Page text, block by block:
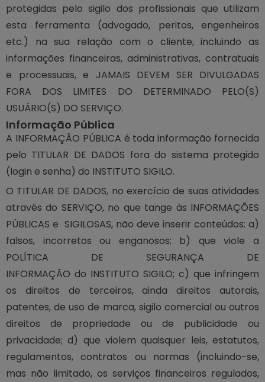
protegidas pelo sigilo dos profissionais que utilizam
esta ferramenta (advogado, peritos, engenheiros
etc.) na sua relação com o cliente, incluindo as
informações financeiras, administrativas, contratuais
e processuais, e JAMAIS DEVEM SER DIVULGADAS
FORA DOS LIMITES DO DETERMINADO PELO(S)
USUÁRIO(S) DO SERVIÇO.
Informação Pública
A INFORMAÇÃO PÚBLICA é toda informação fornecida
pelo TITULAR DE DADOS fora do sistema protegido
(login e senha) do INSTITUTO SIGILO.
O TITULAR DE DADOS, no exercício de suas atividades
através do SERVIÇO, no que tange às INFORMAÇÕES
PÚBLICAS e SIGILOSAS, não deve inserir conteúdos: a)
falsos, incorretos ou enganosos; b) que viole a
POLÍTICA DE SEGURANÇA DE
INFORMAÇÃO do INSTITUTO SIGILO; c) que infringem
os direitos de terceiros, ainda direitos autorais,
patentes, de uso de marca, sigilo comercial ou outros
direitos de propriedade ou de publicidade ou
privacidade; d) que violem quaisquer leis, estatutos,
regulamentos, contratos ou normas (incluindo-se,
mas não limitado, os serviços financeiros regulados,